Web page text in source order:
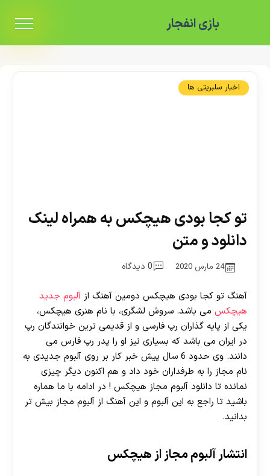
بازی انفجار
اخبار سلبریتی ها
تو کجا بودی هیچکس به همراه لینک
دانلود و متن
24 مارس 2020 0 دیدگاه
آهنگ تو کجا بودی هیچکس دومین آهنگ از آلبوم جدید
هیچکس می باشد. سروش لشگری، با نام هنری هیچکس،
یکی از پایه گذاران رپ فارسی و از قدیمی ترین خوانندگان رپ
در ایران می باشد که بسیاری نیز او را پدر رپ فارس می
دانند. وی حدود 6 سال پیش خبر کار بر روی آلبوم جدیدی به
نام مجاز را به طرفداران خود داد و هم اکنون دیگر چیزی
نمانده تا دانلود آلبوم مجاز هیچکس ! در ادامه با ما هماره
باشید تا راجع به این آلبوم و این آهنگ از آلبوم مجاز بیش تر
بدانید.
انتشار آلبوم مجاز از هیچکس